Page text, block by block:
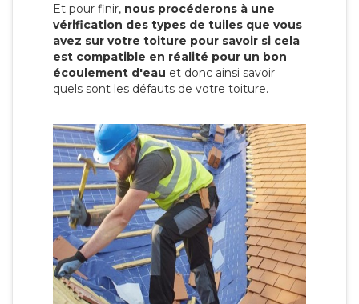
Et pour finir, nous procéderons à une
vérification des types de tuiles que vous
avez sur votre toiture pour savoir si cela
est compatible en réalité pour un bon
écoulement d'eau et donc ainsi savoir
quels sont les défauts de votre toiture.